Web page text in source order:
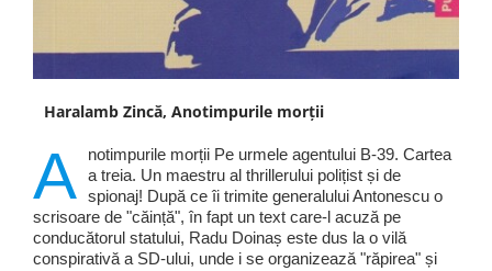
Haralamb Zincă, Anotimpurile morții
A
notimpurile morții Pe urmele agentului B-39. Cartea
a treia. Un maestru al thrillerului polițist și de
spionaj! După ce îi trimite generalului Antonescu o
scrisoare de "căință", în fapt un text care-l acuză pe
conducătorul statului, Radu Doinaș este dus la o vilă
conspirativă a SD-ului, unde i se organizează "răpirea" și